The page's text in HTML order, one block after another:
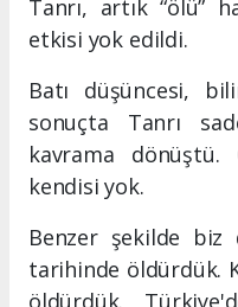
Tanrı, artık “ölü”
etkisi yok edildi.
Batı düşüncesi,
sonuçta Tanrı
kavrama
kendisi yok.
Benzer şekilde biz
tarihinde öldürdük.
öldürdük.